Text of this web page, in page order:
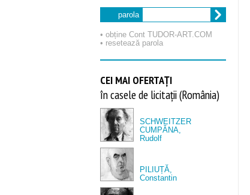
parola
• obține Cont TUDOR‑ART.COM
• resetează parola
CEI MAI OFERTAȚI
în casele de licitații (România)
SCHWEITZER
CUMPĂNA,
Rudolf
PILIUȚĂ,
Constantin